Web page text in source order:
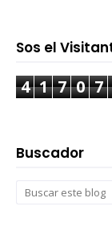
Sos el
4 1 7 0 7
Buscador